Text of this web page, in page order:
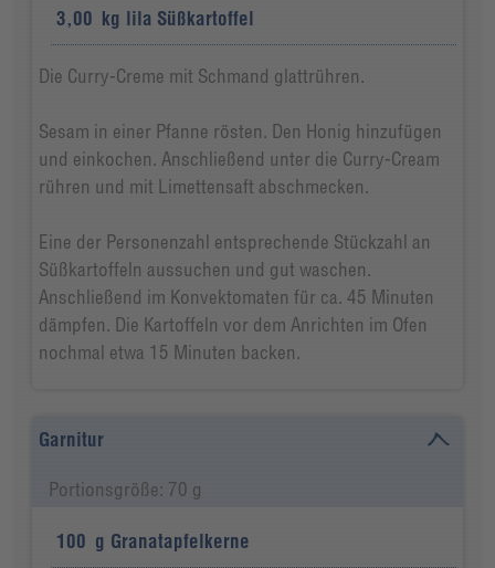
3,00 kg lila Süßkartoffel
Die Curry-Creme mit Schmand glattrühren.
Sesam in einer Pfanne rösten. Den Honig hinzufügen
und einkochen. Anschließend unter die Curry-Cream
rühren und mit Limettensaft abschmecken.
Eine der Personenzahl entsprechende Stückzahl an
Süßkartoffeln aussuchen und gut waschen.
Anschließend im Konvektomaten für ca. 45 Minuten
dämpfen. Die Kartoffeln vor dem Anrichten im Ofen
nochmal etwa 15 Minuten backen.
Garnitur
Portionsgröße: 70 g
100 g Granatapfelkerne